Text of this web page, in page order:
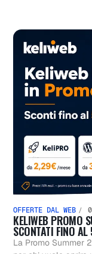
OFFERTE DAL WEB
KELIWEB PROMO
SCONTATI FINO
La Promo Summer